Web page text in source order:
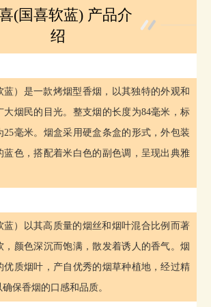
(国喜软蓝) 产品介
绍
蓝）是一款烤烟型香烟，以其独特的外观和
大烟民的目光。整支烟的长度为84毫米，标
25毫米。烟盒采用硬盒条盒的形式，外包装
蓝色，搭配着米白色的副色调，呈现出典雅
蓝）以其高质量的烟丝和烟叶混合比例而著
，颜色深沉而饱满，散发着诱人的香气。烟
优质烟叶，产自优秀的烟草种植地，经过精
保香烟的口感和品质。